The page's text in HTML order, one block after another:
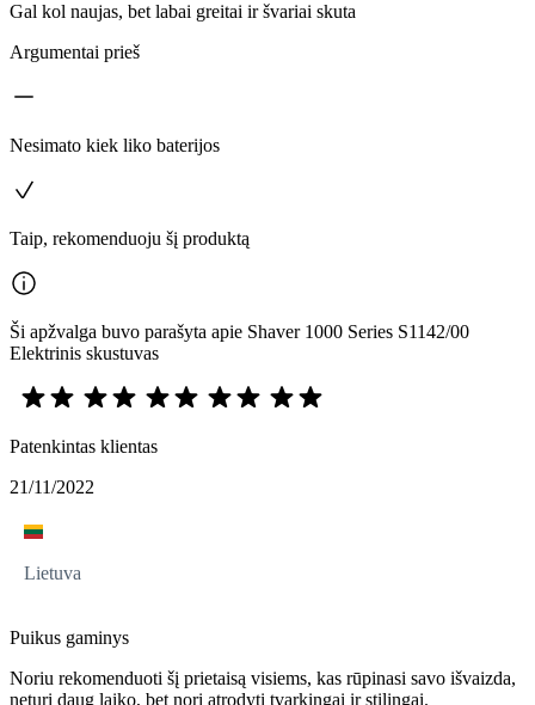
Gal kol naujas, bet labai greitai ir švariai skuta
Argumentai prieš
Nesimato kiek liko baterijos
Taip, rekomenduoju šį produktą
Ši apžvalga buvo parašyta apie Shaver 1000 Series S1142/00
Elektrinis skustuvas
Patenkintas klientas
21/11/2022
Lietuva
Puikus gaminys
Noriu rekomenduoti šį prietaisą visiems, kas rūpinasi savo išvaizda,
neturi daug laiko, bet nori atrodyti tvarkingai ir stilingai.